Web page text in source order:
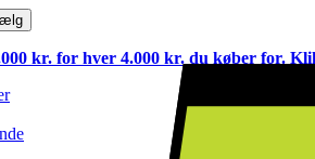
kr. for hver 4.000 kr. du køber for.